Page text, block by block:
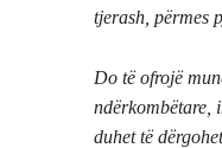
tjerash, përmes
Do të ofrojë
ndërkombëtare,
duhet të